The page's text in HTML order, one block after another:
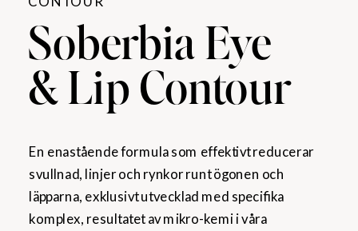
Soberbia Eye
& Lip Contour
En enastående formula som effektivt reducerar
svullnad, linjer och rynkor runt ögonen och
läpparna, exklusivt utvecklad med specifika
komplex, resultatet av mikro-kemi i våra